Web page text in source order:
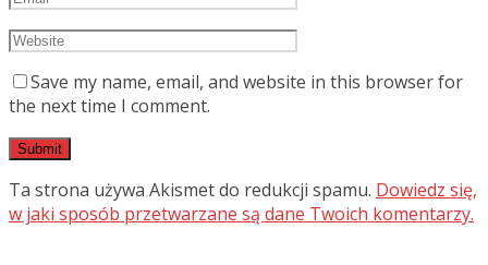
Save my name, email, and website in this browser for
the next time I comment.
Ta strona używa Akismet do redukcji spamu. Dowiedz się,
w jaki sposób przetwarzane są dane Twoich komentarzy.